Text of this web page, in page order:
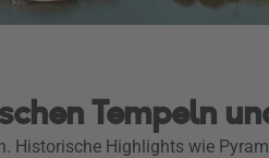
Tempeln
Historische Highlights wie